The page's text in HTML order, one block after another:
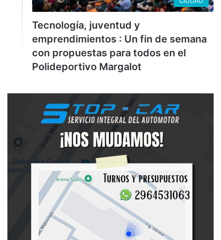
Tecnología, juventud y
emprendimientos : Un fin de semana
con propuestas para todos en el
Polideportivo Margalot